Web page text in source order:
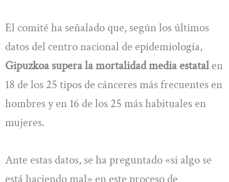
El comité ha señalado que, según los últimos
datos del centro nacional de epidemiología,
Gipuzkoa supera la mortalidad media estatal en
18 de los 25 tipos de cánceres más frecuentes en
hombres y en 16 de los 25 más habituales en
mujeres.
Ante estas datos, se ha preguntado «si algo se